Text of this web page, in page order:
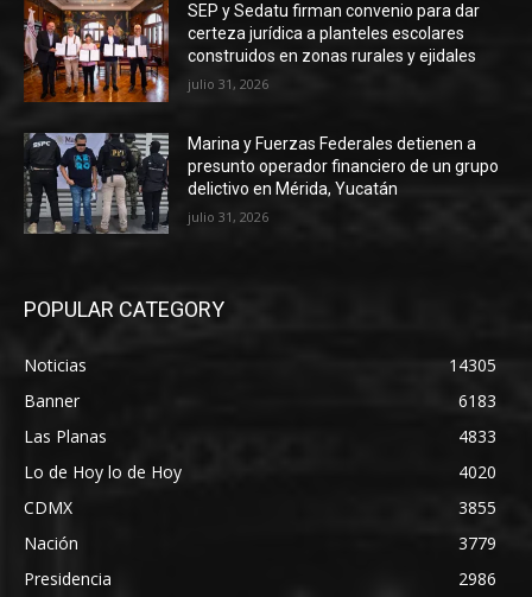
SEP y Sedatu firman convenio para dar
certeza jurídica a planteles escolares
construidos en zonas rurales y ejidales
julio 31, 2026
Marina y Fuerzas Federales detienen a
presunto operador financiero de un grupo
delictivo en Mérida, Yucatán
julio 31, 2026
POPULAR CATEGORY
Noticias
14305
Banner
6183
Las Planas
4833
Lo de Hoy lo de Hoy
4020
CDMX
3855
Nación
3779
Presidencia
2986